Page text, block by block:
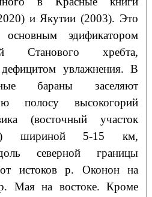
и Якутии (2003). Это
основным эдификатором
Станового хребта,
дефицитом увлажнения. В
бараны заселяют
полосу высокогорий
(восточный участок
шириной 5-15 км,
северной границы
истоков р. Оконон на
Мая на востоке. Кроме